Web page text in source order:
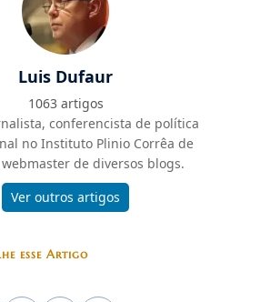
Luis Dufaur
1063 artigos
conferencista de política
no Instituto Plinio Corrêa de
de diversos blogs.
Ver outros artigos
esse Artigo